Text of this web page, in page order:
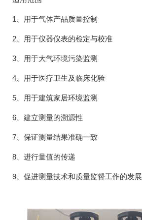
1、用于气体产品质量控制
2、用于仪器仪表的检定与校准
3、用于大气环境污染监测
4、用于医疗卫生及临床化验
5、用于建筑家居环境监测
6、建立测量的溯源性
7、保证测量结果准确一致
8、进行量值的传递
9、促进测量技术和质量监督工作的发展